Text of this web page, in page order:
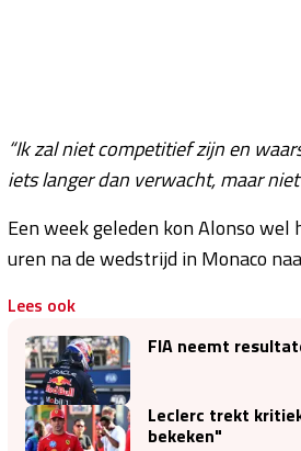
“Ik zal niet competitief zijn en
iets langer dan verwacht, maar
Een week geleden kon Alonso
uren na de wedstrijd in Monaco
Lees ook
FIA neemt
Leclerc trekt
bekeken"